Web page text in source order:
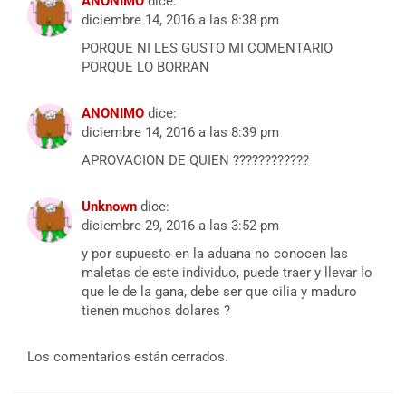
diciembre 14, 2016 a las 8:38 pm
PORQUE NI LES GUSTO MI COMENTARIO
PORQUE LO BORRAN
ANONIMO dice:
diciembre 14, 2016 a las 8:39 pm
APROVACION DE QUIEN ????????????
Unknown dice:
diciembre 29, 2016 a las 3:52 pm
y por supuesto en la aduana no conocen las
maletas de este individuo, puede traer y llevar lo
que le de la gana, debe ser que cilia y maduro
tienen muchos dolares ?
Los comentarios están cerrados.